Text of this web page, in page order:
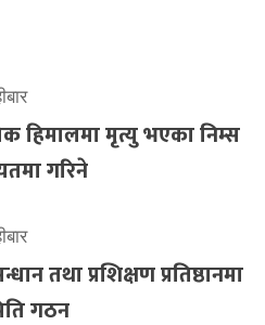
हिमालमा मृत्यु भएका निम्स
गरिने
तथा प्रशिक्षण प्रतिष्ठानमा
गठन